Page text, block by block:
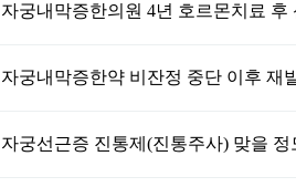
자궁내막증한의원 4년 호르몬치료
자궁내막증한약 비잔정 중단 이후 재